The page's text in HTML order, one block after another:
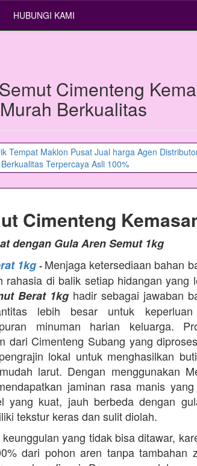
HUBUNGI KAMI
Cimenteng
Berkualitas
Cimenteng
dengan Gula Aren Semut 1kg
1kg - Menjaga ketersediaan bahan
rahasia di balik setiap hidangan yang
Berat 1kg hadir sebagai jawaban
lebih besar untuk keperluan
minuman harian keluarga.
dari Cimenteng Subang yang
lokal untuk menghasilkan
larut. Dengan menggunakan
jaminan rasa manis
yang kuat, jauh berbeda dengan
tekstur keras dan sulit diolah.
yang tidak bisa ditawar,
dari pohon aren tanpa tambahan